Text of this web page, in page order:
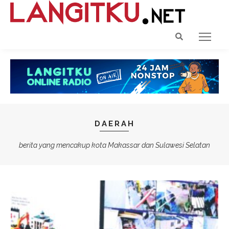
DAERAH
berita yang mencakup kota Makassar dan Sulawesi Selatan